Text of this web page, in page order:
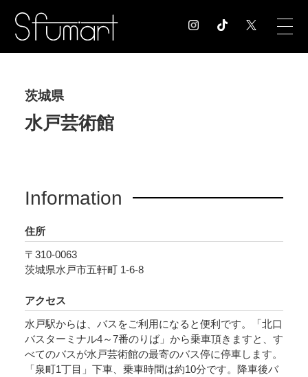
EXHIBITION
NEWS
CONTACT
POLICY COMPANY
茨城県
水戸芸術館
Information
住所
〒310-0063
茨城県水戸市五軒町 1-6-8
アクセス
水戸駅からは、バスをご利用になると便利です。「北口
バスターミナル4～7番のりば」から乗車頂きますと、す
べてのバスが水戸芸術館の最寄のバス停に停車します。
「泉町1丁目」下車、乗車時間は約10分です。降車後バ